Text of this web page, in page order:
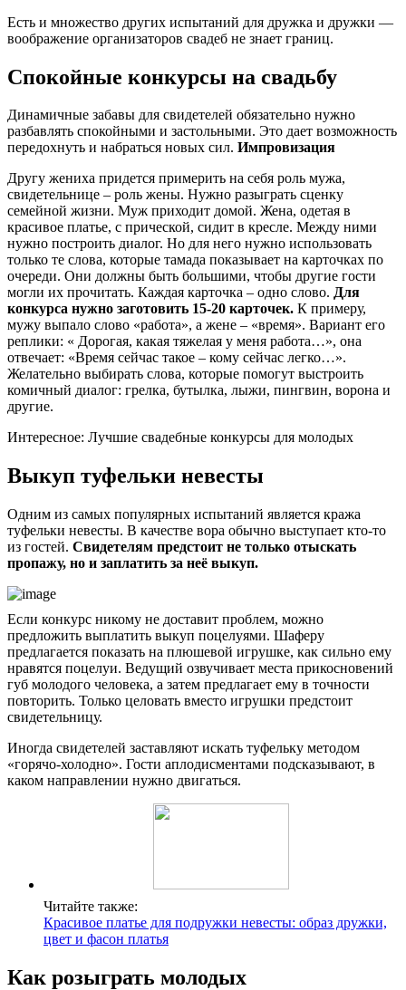
Есть и множество других испытаний для дружка и дружки —
воображение организаторов свадеб не знает границ.
Спокойные конкурсы на свадьбу
Динамичные забавы для свидетелей обязательно нужно
разбавлять спокойными и застольными. Это дает возможность
передохнуть и набраться новых сил. Импровизация
Другу жениха придется примерить на себя роль мужа,
свидетельнице – роль жены. Нужно разыграть сценку
семейной жизни. Муж приходит домой. Жена, одетая в
красивое платье, с прической, сидит в кресле. Между ними
нужно построить диалог. Но для него нужно использовать
только те слова, которые тамада показывает на карточках по
очереди. Они должны быть большими, чтобы другие гости
могли их прочитать. Каждая карточка – одно слово. Для
конкурса нужно заготовить 15-20 карточек. К примеру,
мужу выпало слово «работа», а жене – «время». Вариант его
реплики: « Дорогая, какая тяжелая у меня работа…», она
отвечает: «Время сейчас такое – кому сейчас легко…».
Желательно выбирать слова, которые помогут выстроить
комичный диалог: грелка, бутылка, лыжи, пингвин, ворона и
другие.
Интересное: Лучшие свадебные конкурсы для молодых
Выкуп туфельки невесты
Одним из самых популярных испытаний является кража
туфельки невесты. В качестве вора обычно выступает кто-то
из гостей. Свидетелям предстоит не только отыскать
пропажу, но и заплатить за неё выкуп.
Если конкурс никому не доставит проблем, можно
предложить выплатить выкуп поцелуями. Шаферу
предлагается показать на плюшевой игрушке, как сильно ему
нравятся поцелуи. Ведущий озвучивает места прикосновений
губ молодого человека, а затем предлагает ему в точности
повторить. Только целовать вместо игрушки предстоит
свидетельницу.
Иногда свидетелей заставляют искать туфельку методом
«горячо-холодно». Гости аплодисментами подсказывают, в
каком направлении нужно двигаться.
Читайте также:
Красивое платье для подружки невесты: образ дружки,
цвет и фасон платья
Как розыграть молодых